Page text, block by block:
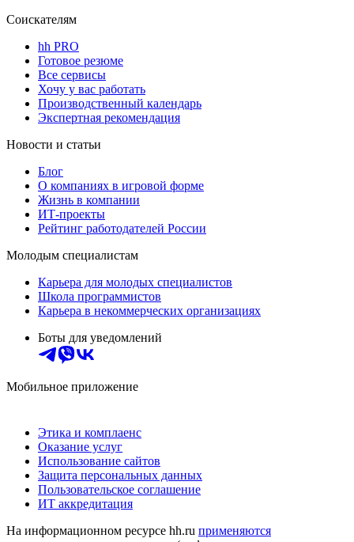
Соискателям
hh PRO
Готовое резюме
Все сервисы
Хочу у вас работать
Производственный календарь
Экспертная рекомендация
Новости и статьи
Блог
О компаниях в игровой форме
Жизнь в компании
ИТ-проекты
Рейтинг работодателей России
Молодым специалистам
Карьера для молодых специалистов
Школа программистов
Карьера в некоммерческих организациях
Боты для уведомлений
Мобильное приложение
Этика и комплаенс
Оказание услуг
Использование сайтов
Защита персональных данных
Пользовательское соглашение
ИТ аккредитация
На информационном ресурсе hh.ru применяются